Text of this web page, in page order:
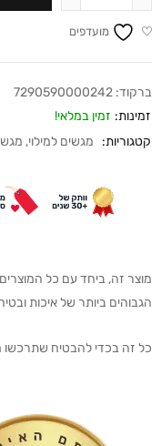
מועדפים
ברקוד: 7290590000242
זמינות: זמין במלאי!
קטגוריות:
מגשים למילוי,
מוצר זה, ביחד עם כל
הגבוהים ביותר של איכות
כל זה בכדי להבטיח שתרכשו